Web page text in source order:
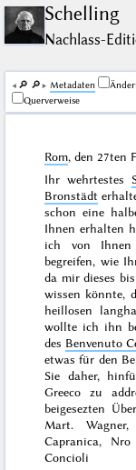
Schelling
Nachlass-
🔎︎ 🔎︎ Me­ta­da­ten
Querverweise
Rom, den27ten
Ihr wehrtestes
Bronstädt
schon eine
Ihnen erhalten
ich von
begreifen, wie
da mir dieses
wissen könnte,
heillosen
wollte ich ihn
des Benvenuto
etwas für den
Sie daher,
Greeco zu
beigesezten
Mart.
Capranica,
Concioli